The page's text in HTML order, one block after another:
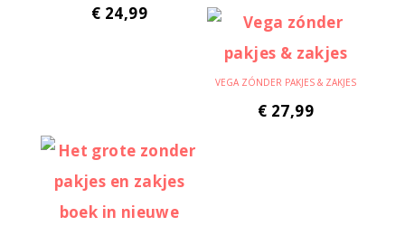
€ 24,99
VEGA ZÓNDER PAKJES & ZAKJES
€ 27,99